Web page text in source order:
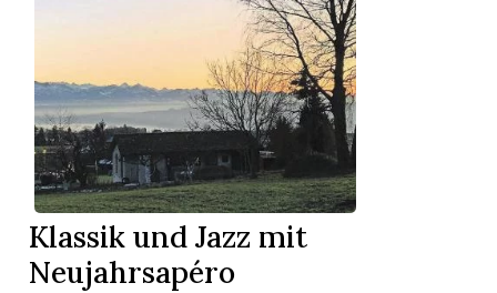
Klassik und Jazz mit
Neujahrsapéro